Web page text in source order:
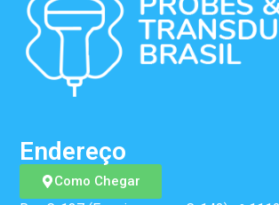
Como Chegar
Endereço